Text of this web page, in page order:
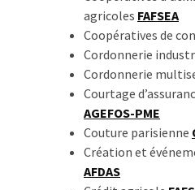
agricoles FAFSEA
Coopératives de
Cordonnerie
Cordonnerie
Courtage
AGEFOS-PME
Couture parisienne
Création et
AFDAS